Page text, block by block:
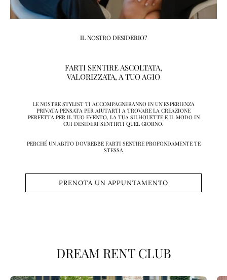
IL NOSTRO DESIDERIO?
FARTI SENTIRE ASCOLTATA,
VALORIZZATA, A TUO AGIO
LE NOSTRE STYLIST TI ACCOMPAGNERANNO IN UN’ESPERIENZA
PRIVATA PENSATA PER AIUTARTI A TROVARE LA CREAZIONE
PERFETTA PER IL TUO EVENTO, LA TUA SILHOUETTE E IL MODO IN
CUI DESIDERI SENTIRTI QUEL GIORNO.
PERCHÉ UN ABITO DOVREBBE FARTI SENTIRE PROFONDAMENTE TE
STESSA
PRENOTA UN APPUNTAMENTO
DREAM RENT CLUB